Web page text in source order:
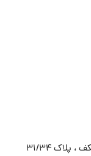
31/34